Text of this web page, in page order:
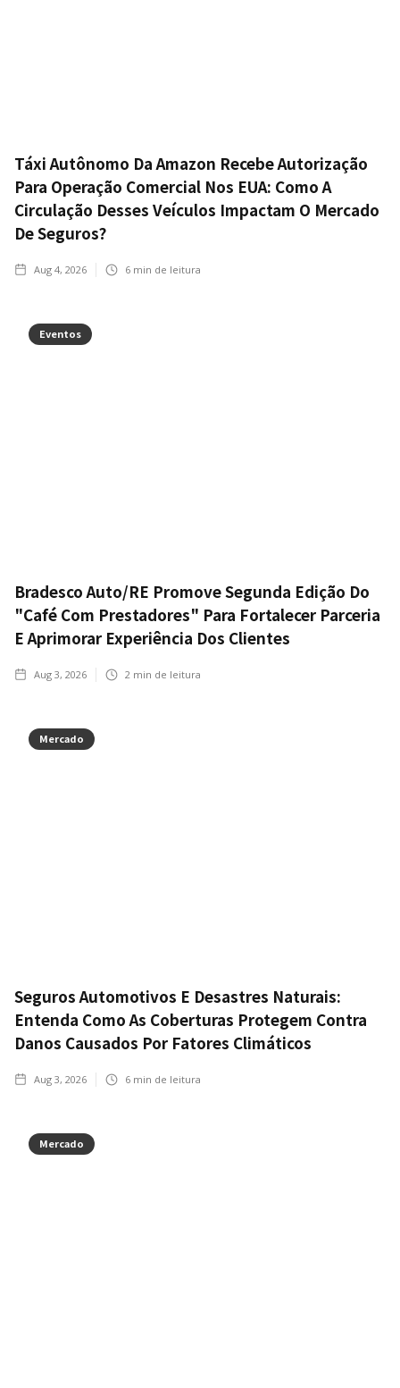
Táxi Autônomo Da Amazon Recebe Autorização
Para Operação Comercial Nos EUA: Como A
Circulação Desses Veículos Impactam O Mercado
De Seguros?
Aug 4, 2026 6 min de leitura
Eventos
Bradesco Auto/RE Promove Segunda Edição Do
"Café Com Prestadores" Para Fortalecer Parceria
E Aprimorar Experiência Dos Clientes
Aug 3, 2026 2 min de leitura
Mercado
Seguros Automotivos E Desastres Naturais:
Entenda Como As Coberturas Protegem Contra
Danos Causados Por Fatores Climáticos
Aug 3, 2026 6 min de leitura
Mercado